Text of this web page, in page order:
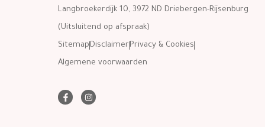
Langbroekerdijk 10, 3972 ND Driebergen-Rijsenburg
(Uitsluitend op afspraak)
Sitemap Disclaimer Privacy & Cookies
Algemene voorwaarden
F
a
I
n